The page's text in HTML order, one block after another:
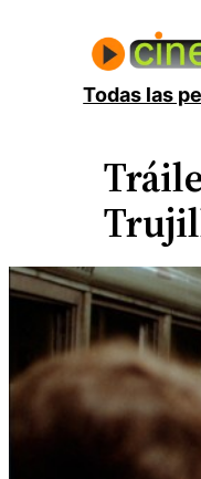
contenidoTodas las